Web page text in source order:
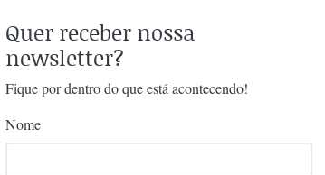
Quer receber nossa
newsletter?
Fique por dentro do que está acontecendo!
Nome